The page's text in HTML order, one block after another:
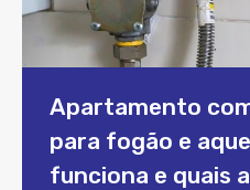
Apartamento
para fogão e
funciona e quais